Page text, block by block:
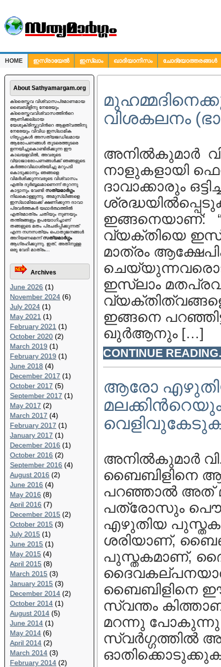
HOME ഇസ്രായേല്‍ ഇസ്ലാം ഖാദിയാനിസം
ചോദ്യോത്തരങ്ങള്‍
ചോദ്യങ്ങള്‍
About Sathyamargam.org
ക്രൈസ്തവ വിശ്വാസപ്രമാണമായ
ബൈബിളിനു നേരേയും
ക്രൈസ്തവവിശ്വാസത്തിന്‍റെ
ആണിക്കല്ലായ
യേശുക്രിസ്തുവിന്‍റെ ആളത്വത്തിനു
നേരേയും വിവിധ ഇസ്ലാമിക
ഗ്രൂപ്പുകള്‍ അസത്യജഡിലമായ
ആരോപണങ്ങള്‍ തുടരെത്തുടരെ
ഉന്നയിച്ചുകൊണ്ടിരിക്കുന്ന ഈ
കാലയളവില്‍, അവരുടെ
വ്യാജാരോപണങ്ങള്‍ക്ക് ഞങ്ങളുടെ
കര്‍ത്താവിലാശ്രയിച്ചു മറുപടി
കൊടുക്കാനും ഞങ്ങളെ
വിമര്‍ശിക്കുന്നവരുടെ വിശ്വാസം
എത്ര ദുര്‍ബ്ബലമാണെന്ന് തുറന്നു
കാട്ടാനും വേണ്ടി സത്യമാര്‍ഗ്ഗം
നിലകൊള്ളുന്നു. അമുസ്ലീങ്ങളെ
ഇസ്ലാമിലേക്ക് ക്ഷണിക്കുന്ന ദാവാ
പ്രവര്‍ത്തകര്‍ യഥാര്‍ത്ഥത്തില്‍
എത്രമാത്രം ചതിയും നുണയും
തന്ത്രങ്ങളും ഉപയോഗിച്ചാണ്
തങ്ങളുടെ മതം പ്രചരിപ്പിക്കുന്നത്
എന്ന നഗ്നസത്യം പൊതുജനങ്ങള്‍
അറിയണമെന്ന്സത്യമാര്‍ഗ്ഗം
ആഗ്രഹിക്കുന്നു. ഇത്, അതിനുള്ള
ഒരു വേദി മാത്രം...
Archives
June 2026 (1)
November 2024 (6)
July 2024 (1)
May 2021 (1)
February 2021 (1)
October 2020 (2)
March 2019 (1)
February 2019 (1)
June 2018 (4)
December 2017 (1)
October 2017 (5)
September 2017 (1)
May 2017 (2)
March 2017 (4)
February 2017 (1)
January 2017 (1)
December 2016 (1)
October 2016 (2)
September 2016 (4)
August 2016 (2)
June 2016 (4)
May 2016 (8)
April 2016 (7)
December 2015 (2)
October 2015 (3)
July 2015 (1)
June 2015 (1)
May 2015 (4)
April 2015 (8)
March 2015 (3)
January 2015 (3)
December 2014 (2)
October 2014 (1)
August 2014 (5)
June 2014 (1)
May 2014 (6)
April 2014 (2)
March 2014 (3)
February 2014 (2)
വിശകലനം
അനില്‍കുമാര്‍
നാളുകളായി
ദാവാക്കാരും
ഇങ്ങനെയാണ്:
വ്യക്തിയെ
മാത്രം
ചെയ്യുന്നവരൊട്‌
ഇസ്ലാം
ഇങ്ങനെ
ഖുര്‍ആനും […]
CONTINUE
ആരോ
അനില്‍കുമാര്‍
ബൈബിളിനെ
പറഞ്ഞാല്‍ അത്
പത്രോസും
എഴുതിയ
ശരിയാണ്,
പുസ്തകമാണ്,
ബൈബിളിനെ ഈ
സ്വന്തം
മറന്നു
സ്വര്‍ഗ്ഗത്തില്‍